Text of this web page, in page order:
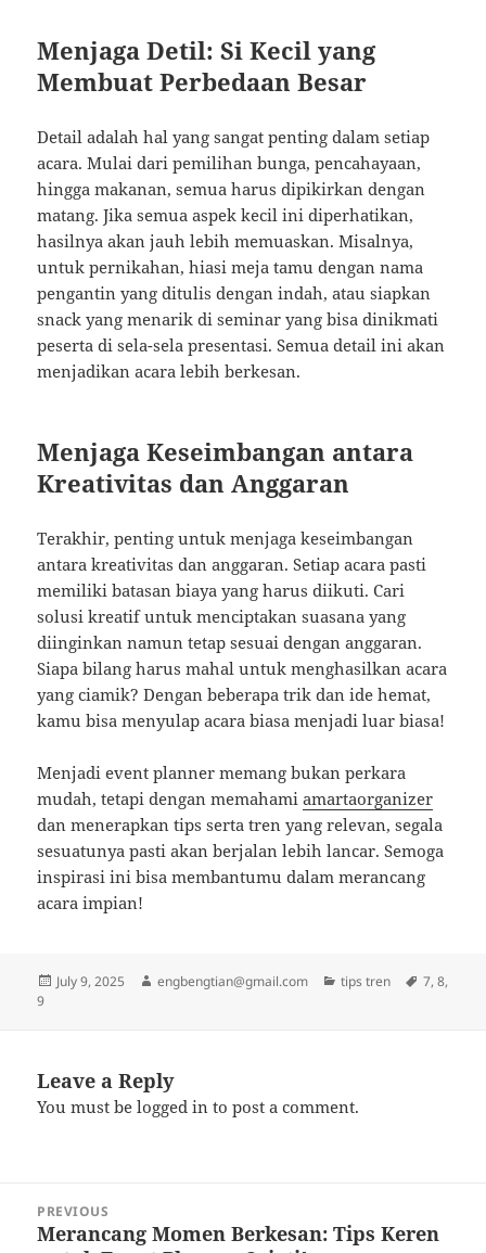
Menjaga Detil: Si Kecil yang
Membuat Perbedaan Besar
Detail adalah hal yang sangat penting dalam setiap
acara. Mulai dari pemilihan bunga, pencahayaan,
hingga makanan, semua harus dipikirkan dengan
matang. Jika semua aspek kecil ini diperhatikan,
hasilnya akan jauh lebih memuaskan. Misalnya,
untuk pernikahan, hiasi meja tamu dengan nama
pengantin yang ditulis dengan indah, atau siapkan
snack yang menarik di seminar yang bisa dinikmati
peserta di sela-sela presentasi. Semua detail ini akan
menjadikan acara lebih berkesan.
Menjaga Keseimbangan antara
Kreativitas dan Anggaran
Terakhir, penting untuk menjaga keseimbangan
antara kreativitas dan anggaran. Setiap acara pasti
memiliki batasan biaya yang harus diikuti. Cari
solusi kreatif untuk menciptakan suasana yang
diinginkan namun tetap sesuai dengan anggaran.
Siapa bilang harus mahal untuk menghasilkan acara
yang ciamik? Dengan beberapa trik dan ide hemat,
kamu bisa menyulap acara biasa menjadi luar biasa!
Menjadi event planner memang bukan perkara
mudah, tetapi dengan memahamiamartaorganizer
dan menerapkan tips serta tren yang relevan, segala
sesuatunya pasti akan berjalan lebih lancar. Semoga
inspirasi ini bisa membantumu dalam merancang
acara impian!
Posted
July 9, 2025 Author
engbengtian@gmail.com Categories
tips tren Tags
7,8,
9
Leave a Reply
You must belogged in to post a comment.
navigation
PREVIOUS
Previous
Merancang Momen Berkesan: Tips Keren